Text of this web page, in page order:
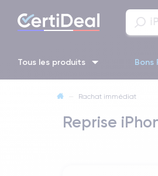
Tous les produits Bons
iPhone 14 Pro
iPhone 14 pro
— Rachat immédiat
Reprise